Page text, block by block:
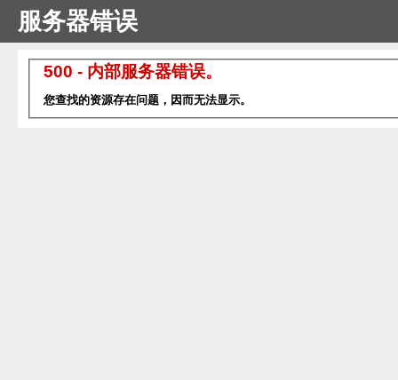
服务器错误
500 - 内部服务器错误。
您查找的资源存在问题，因而无法显示。